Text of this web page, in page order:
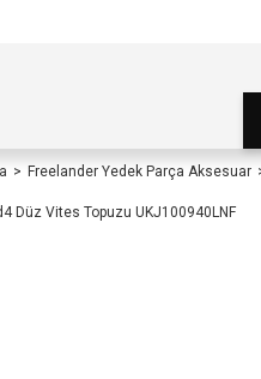
Freelander Yedek Parça Aksesuar